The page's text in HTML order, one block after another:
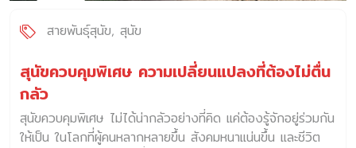
ด้วยความเร็วที่เหลือเชื่อของ Whippet พวกเขาถูกนำไปใช้ใน
อย่างมากในสนามแข่ง จนได้รับฉายาว่า “Poor […]
สายพันธุ์สุนัข สุนัข
สุนัขควบคุมพิเศษ ความเปลี่ยนแปลงที่ต้องไม่ตื่น
กลัว
สุนัขควบคุมพิเศษ ไม่ได้น่ากลัวอย่างที่คิด แค่ต้องรู้จักอยู่ร่วมกัน
ให้เป็น ในโลกที่ผู้คนหลากหลายขึ้น สังคมหนาแน่นขึ้น และชีวิต